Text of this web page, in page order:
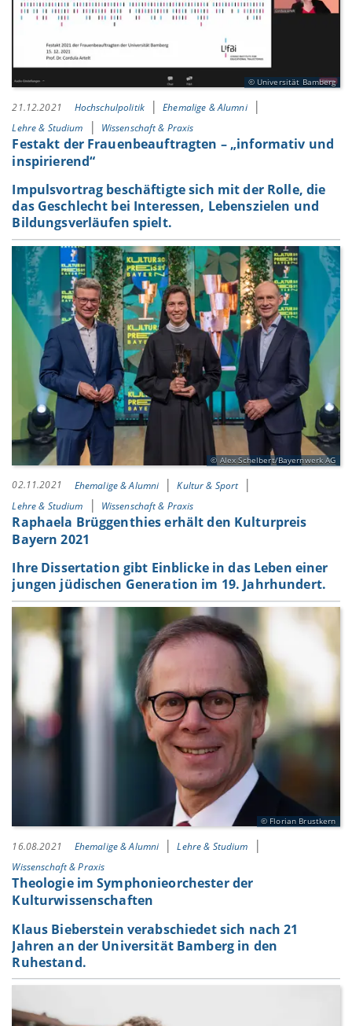
Universität Bamberg
21.12.2021 Hochschulpolitik
Ehemalige & Alumni
Lehre & Studium
Wissenschaft & Praxis
Festakt der Frauenbeauftragten – „informativ und
inspirierend“
Impulsvortrag beschäftigte sich mit der Rolle, die
das Geschlecht bei Interessen, Lebenszielen und
Bildungsverläufen spielt.
Alex Schelbert/Bayernwerk AG
02.11.2021 Ehemalige & Alumni
Kultur & Sport
Lehre & Studium
Wissenschaft & Praxis
Raphaela Brüggenthies erhält den Kulturpreis
Bayern 2021
Ihre Dissertation gibt Einblicke in das Leben einer
jungen jüdischen Generation im 19. Jahrhundert.
Florian Brustkern
16.08.2021 Ehemalige & Alumni
Lehre & Studium
Wissenschaft & Praxis
Theologie im Symphonieorchester der
Kulturwissenschaften
Klaus Bieberstein verabschiedet sich nach 21
Jahren an der Universität Bamberg in den
Ruhestand.